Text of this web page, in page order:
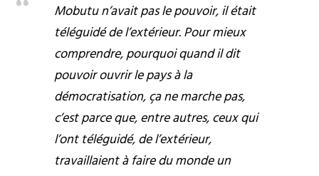
Mobutu n’avait pas le pouvoir, il était
téléguidé de l’extérieur. Pour mieux
comprendre, pourquoi quand il dit
pouvoir ouvrir le pays à la
démocratisation, ça ne marche pas,
c’est parce que, entre autres, ceux qui
l’ont téléguidé, de l’extérieur,
travaillaient à faire du monde un